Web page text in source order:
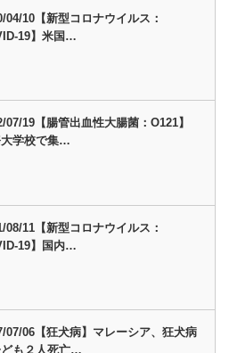
04/10【新型コロナウイルス：
19】米国…
07/19【腸管出血性大腸菌：O121】
学校で集…
08/11【新型コロナウイルス：
19】国内…
07/06【狂犬病】マレーシア、狂犬病
も２人死亡…